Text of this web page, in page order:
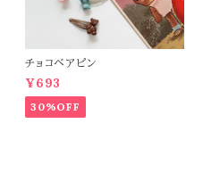
チョコベアピン
¥693
30%OFF